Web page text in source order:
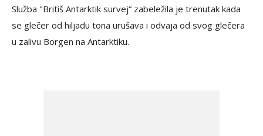
Služba "Britiš Antarktik survej“ zabeležila je trenutak kada
se glečer od hiljadu tona urušava i odvaja od svog glečera
u zalivu Borgen na Antarktiku.